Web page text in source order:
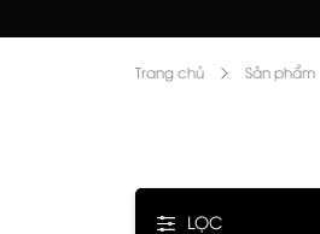
Trang chủ Sản phẩm
LỌC